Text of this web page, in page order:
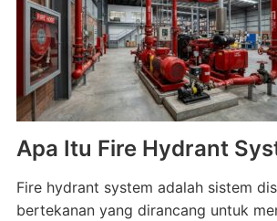
Apa Itu Fire Hydrant
Fire hydrant system adalah sistem
bertekanan yang dirancang untuk